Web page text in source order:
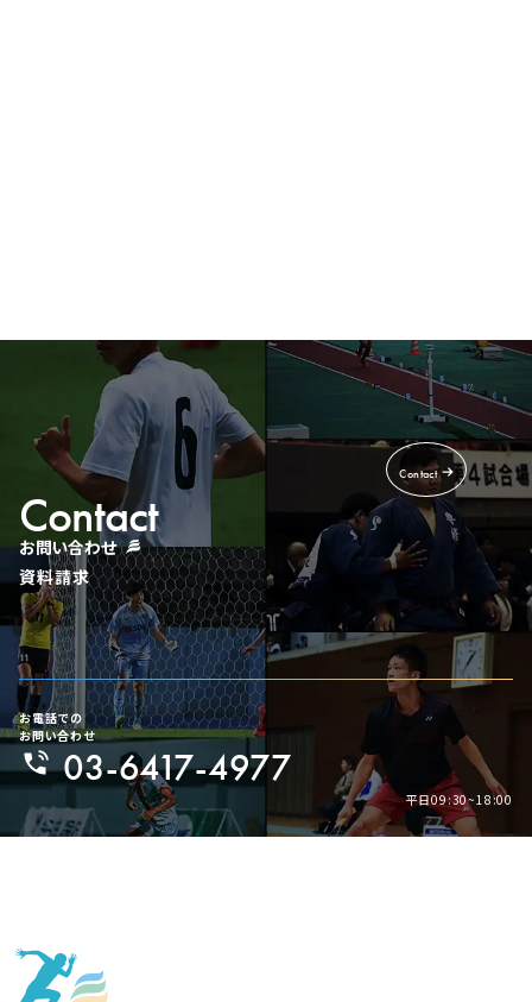
お問い合わせ
Contact
資料請求
お電話での
お問い合わせ
03-6417-4977
平日09:30~18:00
Contact